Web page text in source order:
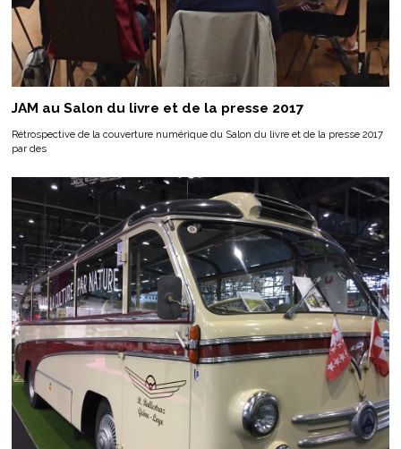
JAM au Salon du livre et de la presse 2017
Rétrospective de la couverture numérique du Salon du livre et de la presse 2017
par des